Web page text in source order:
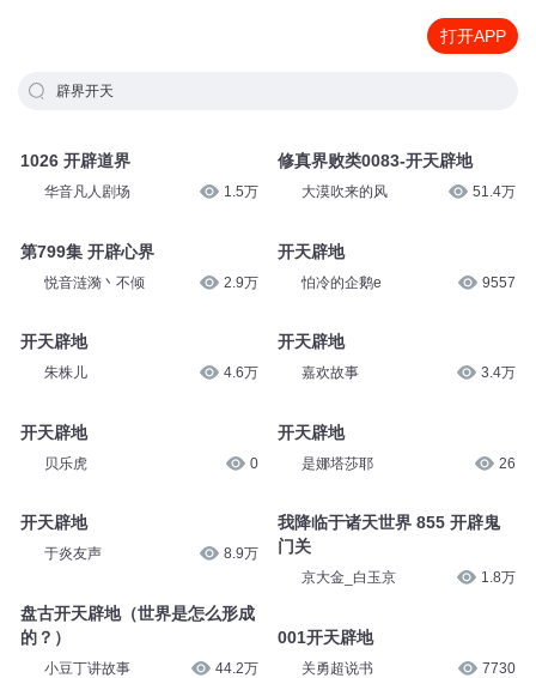
打开APP
辟界开天
1026 开辟道界
华音凡人剧场 1.5万
第799集 开辟心界
悦音涟漪丶不倾 2.9万
开天辟地
朱株儿 4.6万
开天辟地
贝乐虎 0
开天辟地
于炎友声 8.9万
盘古开天辟地（世界是怎么形成
的？）
小豆丁讲故事 44.2万
修真界败类0083-开天辟地
大漠吹来的风 51.4万
开天辟地
怕冷的企鹅e 9557
开天辟地
嘉欢故事 3.4万
开天辟地
是娜塔莎耶 26
我降临于诸天世界 855 开辟鬼
门关
京大金_白玉京 1.8万
001开天辟地
关勇超说书 7730